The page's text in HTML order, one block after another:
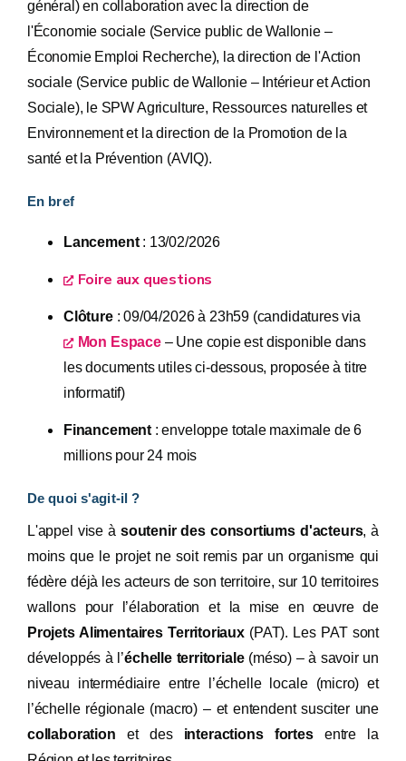
général) en collaboration avec la direction de
l'Économie sociale (Service public de Wallonie –
Économie Emploi Recherche), la direction de l'Action
sociale (Service public de Wallonie – Intérieur et Action
Sociale), le SPW Agriculture, Ressources naturelles et
Environnement et la direction de la Promotion de la
santé et la Prévention (AVIQ).
En bref
Lancement: 13/02/2026
Foire aux questions
Clôture: 09/04/2026 à 23h59 (candidatures via
Mon Espace– Une copie est disponible dans
les documents utiles ci-dessous, proposée à titre
informatif)
Financement : enveloppe totale maximale de 6
millions pour 24 mois
De quoi s'agit-il ?
L'appel vise à soutenir des consortiums d'acteurs, à
moins que le projet ne soit remis par un organisme qui
fédère déjà les acteurs de son territoire, sur 10 territoires
wallons pour l’élaboration et la mise en œuvre de
Projets Alimentaires Territoriaux(PAT). Les PAT sont
développés à l’échelle territoriale(méso) – à savoir un
niveau intermédiaire entre l’échelle locale (micro) et
l’échelle régionale (macro) – et entendent susciter une
collaboration et des interactions fortesentre la